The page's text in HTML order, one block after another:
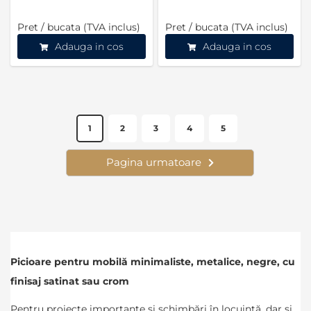
Pret / bucata (TVA inclus)
Adauga in cos
Pret / bucata (TVA inclus)
Adauga in cos
Pagina,module"
Produse pe pagina
1 Pagina,module"
2 Pagina,module"
3 Pagina,module"
4 Pagina,module"
5
Pagina,module"
Pagina urmatoare
Picioare pentru mobilă minimaliste, metalice, negre, cu
finisaj satinat sau crom